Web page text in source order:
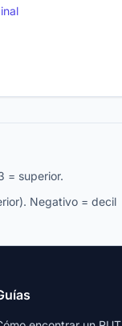
= superior.
Negativo = decil